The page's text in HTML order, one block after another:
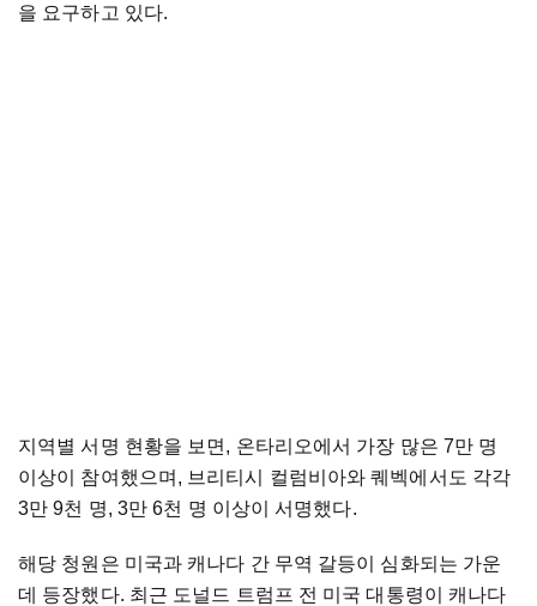
을 요구하고 있다.
지역별 서명 현황을 보면, 온타리오에서 가장 많은 7만 명
이상이 참여했으며, 브리티시 컬럼비아와 퀘벡에서도 각각
3만 9천 명, 3만 6천 명 이상이 서명했다.
해당 청원은 미국과 캐나다 간 무역 갈등이 심화되는 가운
데 등장했다. 최근 도널드 트럼프 전 미국 대통령이 캐나다